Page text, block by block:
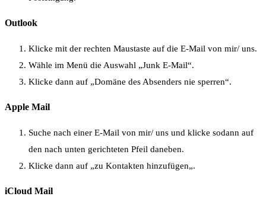
Outlook
Klicke mit der rechten Maustaste auf die E-Mail von mir/ uns.
Wähle im Menü die Auswahl „Junk E-Mail“.
Klicke dann auf „Domäne des Absenders nie sperren“.
Apple Mail
Suche nach einer E-Mail von mir/ uns und klicke sodann auf
den nach unten gerichteten Pfeil daneben.
Klicke dann auf „zu Kontakten hinzufügen„.
iCloud Mail